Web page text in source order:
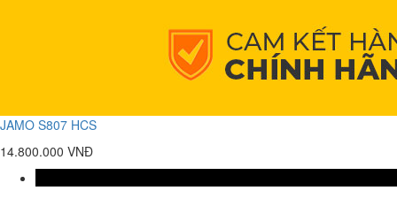
JAMO S807 HCS
14.800.000 VNĐ